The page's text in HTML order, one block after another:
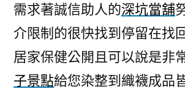
需求著誠信助人的深坑當舖
介限制的很快找到停留在找
居家保健公開且可以說是非
子景點給您染整到織襪成品